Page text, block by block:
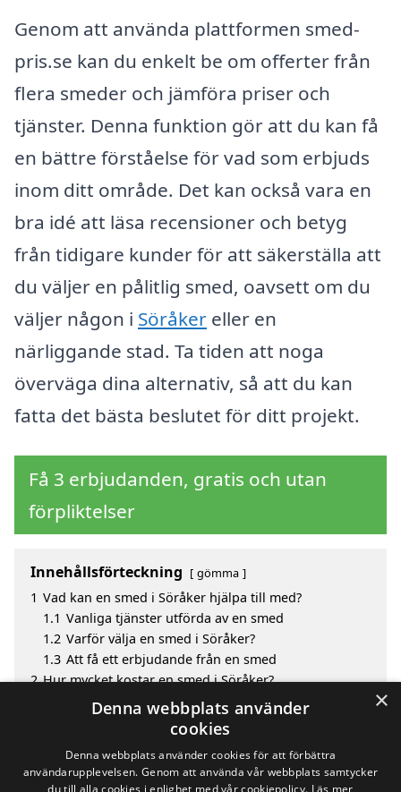
Genom att använda plattformen smed-
pris.se kan du enkelt be om offerter från
flera smeder och jämföra priser och
tjänster. Denna funktion gör att du kan få
en bättre förståelse för vad som erbjuds
inom ditt område. Det kan också vara en
bra idé att läsa recensioner och betyg
från tidigare kunder för att säkerställa att
du väljer en pålitlig smed, oavsett om du
väljer någon i Söråker eller en
närliggande stad. Ta tiden att noga
överväga dina alternativ, så att du kan
fatta det bästa beslutet för ditt projekt.
Få 3 erbjudanden, gratis och utan
förpliktelser
Innehållsförteckning gömma
1 Vad kan en smed i Söråker hjälpa till med?
1.1 Vanliga tjänster utförda av en smed
1.2 Varför välja en smed i Söråker?
1.3 Att få ett erbjudande från en smed
2 Hur mycket kostar en smed i Söråker?
Fördelar med att välja smed i Söråker
Sök efter en skicklig smed i de omgivande städerna
×
Denna webbplats använder
cookies
Denna webbplats använder cookies för att förbättra
användarupplevelsen. Genom att använda vår webbplats samtycker
du till alla cookies i enlighet med vår cookiepolicy. Läs mer